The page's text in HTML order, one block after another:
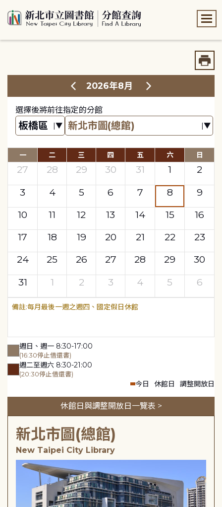
2026年8月
選擇後將前往指定的分館
一 二 三 四 五 六 日
27 28 29 30 31 1
2
3
4 5 6 7 8
9
10
11 12 13 14 15
16
17
18 19 20 21 22
23
24
25 26 27 28 29
30
31
1 2 3 4 5 6
每月最後一週之週四、國定假日休館
週日、週一 8:30-17:00
(16:30停止借還書)
週二至週六 8:30-21:00
(20:30停止借還書)
今日 休館日 調整開放日
休館日與調整開放日一覽表 >
新北市圖(總館)
New Taipei City Library